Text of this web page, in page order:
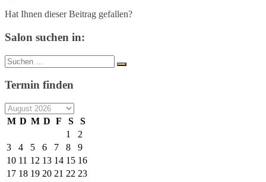
Hat Ihnen dieser Beitrag gefallen?
Salon suchen in:
Suche
nach:
Suchen
Termin finden
M D M D F S
S
1
2
3
4 5 6 7 8
9
10 11 12 13 14 15 16
17 18 19 20 21 22 23